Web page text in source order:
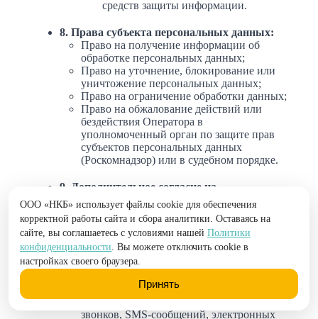
средств защиты информации.
8. Права субъекта персональных данных:
Право на получение информации об
обработке персональных данных;
Право на уточнение, блокирование или
уничтожение персональных данных;
Право на ограничение обработки данных;
Право на обжалование действий или
бездействия Оператора в
уполномоченный орган по защите прав
субъектов персональных данных
(Роскомнадзор) или в судебном порядке.
9. Дополнительное согласие на
маркетинговые коммуникации:
Я даю согласие Оператору на
использование моих персональных
данных (фамилия, имя, отчество, номер
телефона) для направления мне
информации о продуктах и услугах
и услуги по подбору и продаже
недвижимости, посредством телефонных
звонков, SMS-сообщений, электронных
ООО «НКБ» использует файлы cookie для обеспечения
корректной работы сайта и сбора аналитики. Оставаясь на
сайте, вы соглашаетесь с условиями нашей Политики
конфиденциальности. Вы можете отключить cookie в
настройках своего браузера.
Принять